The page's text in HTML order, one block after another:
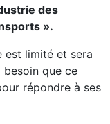
des
».
est limité et sera
que ce
répondre à ses